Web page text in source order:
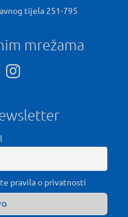
tijela 251-795
mrežama
pravila o privatnosti